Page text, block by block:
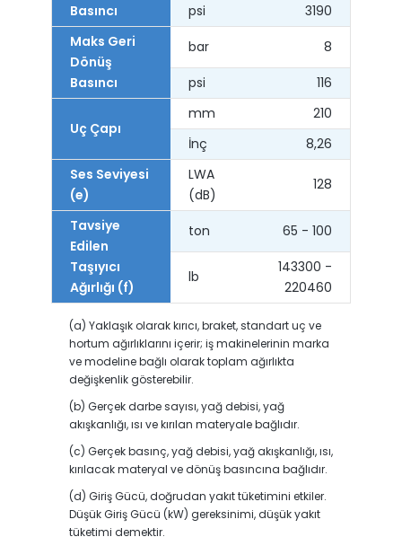
Basıncı
psi
3190
Maks Geri
Dönüş
Basıncı
bar
8
psi
116
Uç Çapı
mm
210
İnç
8,26
Ses Seviyesi
(e)
LWA
(dB)
128
Tavsiye
Edilen
Taşıyıcı
Ağırlığı (f)
ton 65 - 100
lb
143300 -
220460
(a) Yaklaşık olarak kırıcı, braket, standart uç ve
hortum ağırlıklarını içerir; iş makinelerinin marka
ve modeline bağlı olarak toplam ağırlıkta
değişkenlik gösterebilir.
(b) Gerçek darbe sayısı, yağ debisi, yağ
akışkanlığı, ısı ve kırılan materyale bağlıdır.
(c) Gerçek basınç, yağ debisi, yağ akışkanlığı, ısı,
kırılacak materyal ve dönüş basıncına bağlıdır.
(d) Giriş Gücü, doğrudan yakıt tüketimini etkiler.
Düşük Giriş Gücü (kW) gereksinimi, düşük yakıt
tüketimi demektir.